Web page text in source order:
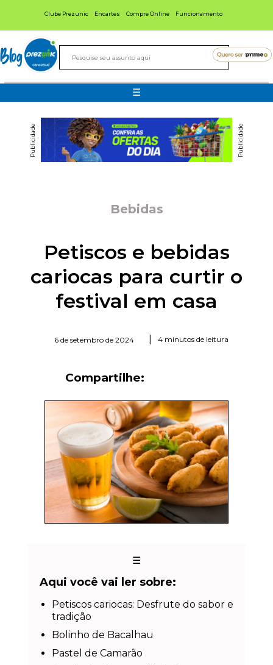
Clube Prezunic Encartes Compre Online Funcionamento
Blog
☰
Publicidade Publicidade
Bebidas
Petiscos e bebidas
cariocas para curtir o
festival em casa
6 de setembro de 2024 4 minutos de leitura
Compartilhe:
☰
Aqui você vai ler sobre:
Petiscos cariocas: Desfrute do sabor e
tradição
Bolinho de Bacalhau
Pastel de Camarão